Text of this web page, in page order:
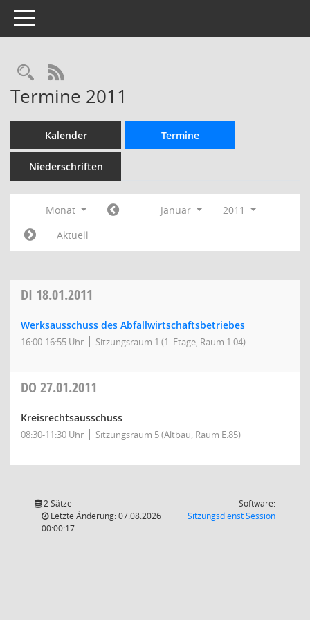
Toggle navigation
Rechercheauswahl
RSS-Feed
Termine 2011
Kalender Termine
Niederschriften
Monat Januar
2011
Aktuell
DI 18.01.2011
Werksausschuss des Abfallwirtschaftsbetriebes
16:00-16:55 Uhr Sitzungsraum 1 (1. Etage, Raum 1.04)
DO 27.01.2011
Kreisrechtsausschuss
08:30-11:30 Uhr Sitzungsraum 5 (Altbau, Raum E.85)
2 Sätze
Letzte Änderung: 07.08.2026
00:00:17
Software:
SitzungsdienstSession(Wird in